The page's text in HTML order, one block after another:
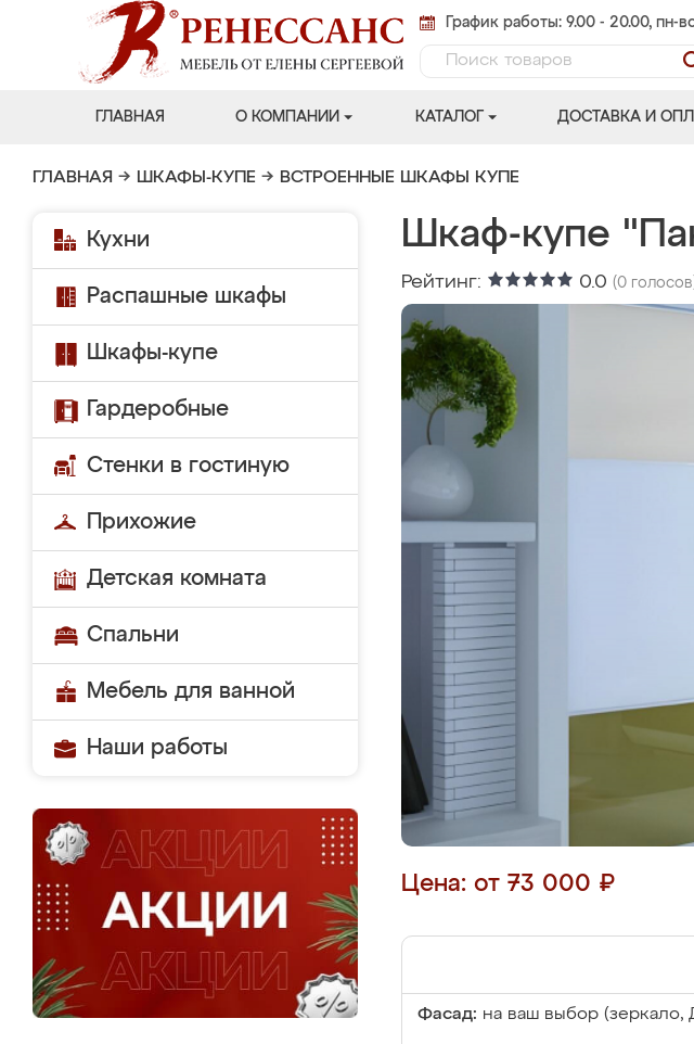
График работы: 9.00 - 20.00, пн-
ГЛАВНАЯ О КОМПАНИИ КАТАЛОГ ДОСТАВКА И
ГЛАВНАЯ → ШКАФЫ-КУПЕ → ВСТРОЕННЫЕ ШКАФЫ КУПЕ
Кухни
Распашные шкафы
Шкафы-купе
Гардеробные
Стенки в гостиную
Прихожие
Детская комната
Спальни
Мебель для ванной
Наши работы
Шкаф-купе
Рейтинг: 0.0 (0
Цена: от 73 000 ₽
Фасад: на ваш выбор (зеркало,